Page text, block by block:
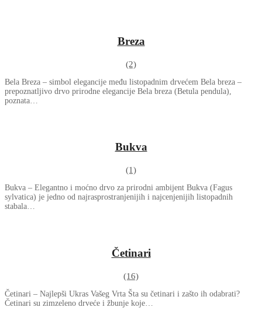
Breza
(2)
Bela Breza – simbol elegancije među listopadnim drvećem Bela breza –
prepoznatljivo drvo prirodne elegancije Bela breza (Betula pendula),
poznata…
Bukva
(1)
Bukva – Elegantno i moćno drvo za prirodni ambijent Bukva (Fagus
sylvatica) je jedno od najrasprostranjenijih i najcenjenijih listopadnih
stabala…
Četinari
(16)
Četinari – Najlepši Ukras Vašeg Vrta Šta su četinari i zašto ih odabrati?
Četinari su zimzeleno drveće i žbunje koje…